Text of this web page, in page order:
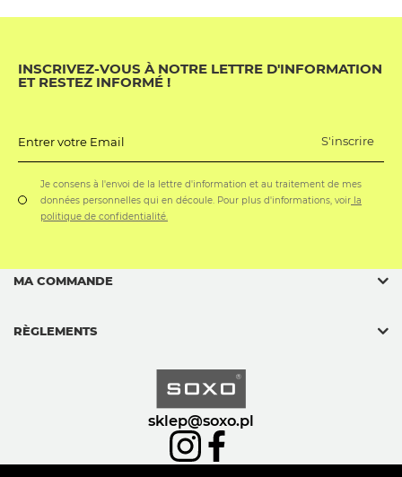
INSCRIVEZ-VOUS À NOTRE LETTRE D'INFORMATION
ET RESTEZ INFORMÉ !
Entrer votre Email S'inscrire
Je consens à l'envoi de la lettre d'information et au traitement de mes
données personnelles qui en découle. Pour plus d'informations, voir la
politique de confidentialité.
sklep@soxo.pl
MA COMMANDE
RÈGLEMENTS